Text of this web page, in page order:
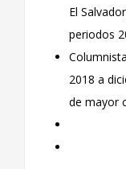
El
periodos
2018 a
de mayor